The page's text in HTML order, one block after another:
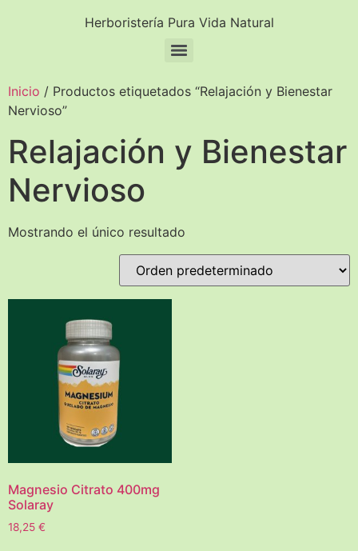
Herboristería Pura Vida Natural
Inicio / Productos etiquetados “Relajación y Bienestar
Nervioso”
Relajación y Bienestar
Nervioso
Mostrando el único resultado
Magnesio Citrato 400mg
Solaray
18,25 €